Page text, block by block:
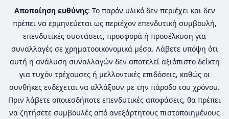
Αποποίηση ευθύνης: Το παρόν υλικό δεν περιέχει και δεν
πρέπει να ερμηνεύεται ως περιέχον επενδυτική συμβουλή,
επενδυτικές συστάσεις, προσφορά ή προσέλκυση για
συναλλαγές σε χρηματοοικονομικά μέσα. Λάβετε υπόψη ότι
αυτή η ανάλυση συναλλαγών δεν αποτελεί αξιόπιστο δείκτη
για τυχόν τρέχουσες ή μελλοντικές επιδόσεις, καθώς οι
συνθήκες ενδέχεται να αλλάξουν με την πάροδο του χρόνου.
Πριν λάβετε οποιεσδήποτε επενδυτικές αποφάσεις, θα πρέπει
να ζητήσετε συμβουλές από ανεξάρτητους πιστοποιημένους